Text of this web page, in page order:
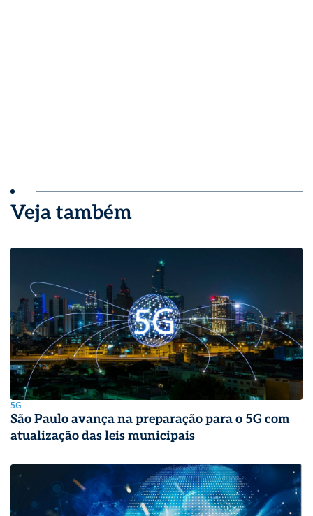
Veja também
5G
São Paulo avança na preparação para o 5G com
atualização das leis municipais